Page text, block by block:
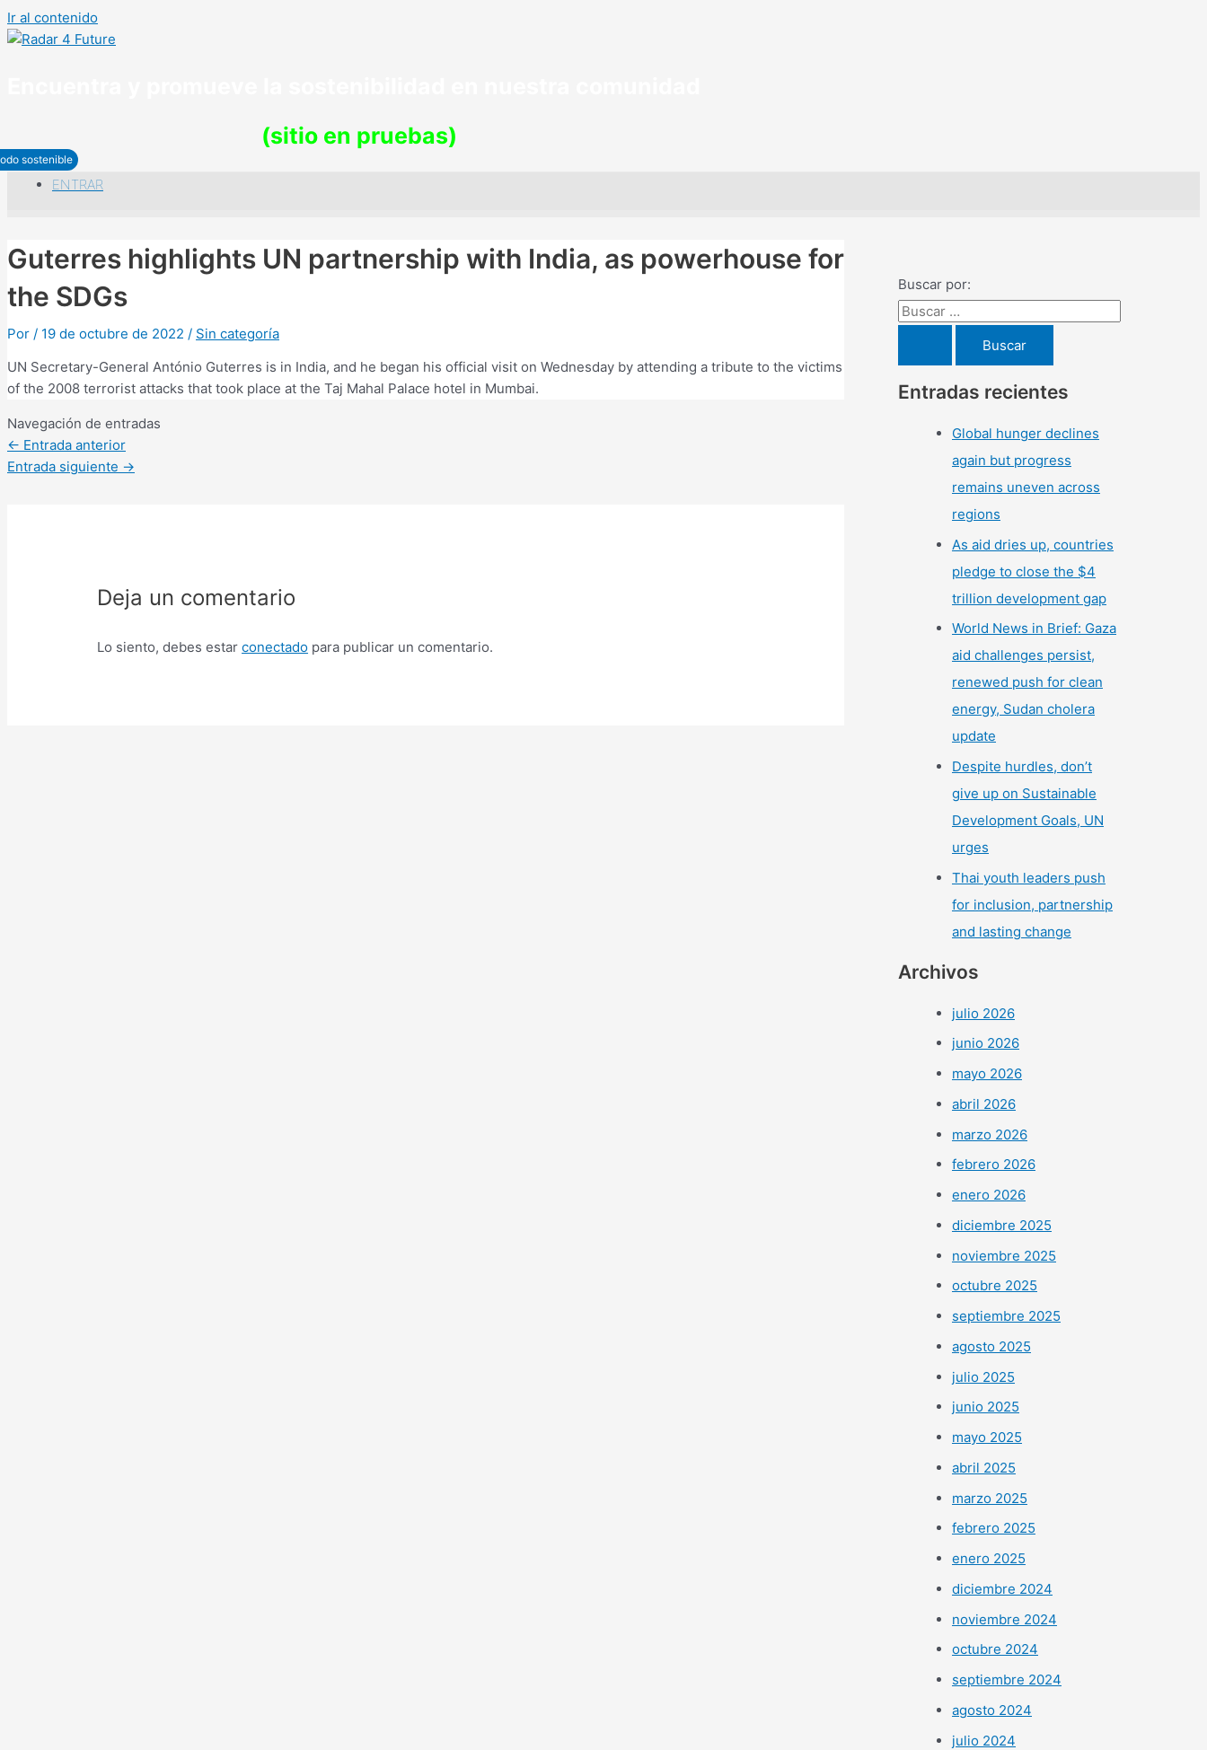
Ir al contenido
(sitio en pruebas)
sostenible
ENTRAR
Guterres highlights UN partnership with India, as powerhouse for
the SDGs
Por / 19 de octubre de 2022 / Sin categoría
UN Secretary-General António Guterres is in India, and he began his official visit on Wednesday by attending a tribute to the victims
of the 2008 terrorist attacks that took place at the Taj Mahal Palace hotel in Mumbai.
Navegación de entradas
← Entrada anterior
Entrada siguiente →
Deja un comentario
Lo siento, debes estarconectado para publicar un comentario.
Buscar por:
Entradas recientes
Global hunger declines
again but progress
remains uneven across
regions
As aid dries up, countries
pledge to close the $4
trillion development gap
World News in Brief: Gaza
aid challenges persist,
renewed push for clean
energy, Sudan cholera
update
Despite hurdles, don’t
give up on Sustainable
Development Goals, UN
urges
Thai youth leaders push
for inclusion, partnership
and lasting change
Archivos
julio 2026
junio 2026
mayo 2026
abril 2026
marzo 2026
febrero 2026
enero 2026
diciembre 2025
noviembre 2025
octubre 2025
septiembre 2025
agosto 2025
julio 2025
junio 2025
mayo 2025
abril 2025
marzo 2025
febrero 2025
enero 2025
diciembre 2024
noviembre 2024
octubre 2024
septiembre 2024
agosto 2024
julio 2024